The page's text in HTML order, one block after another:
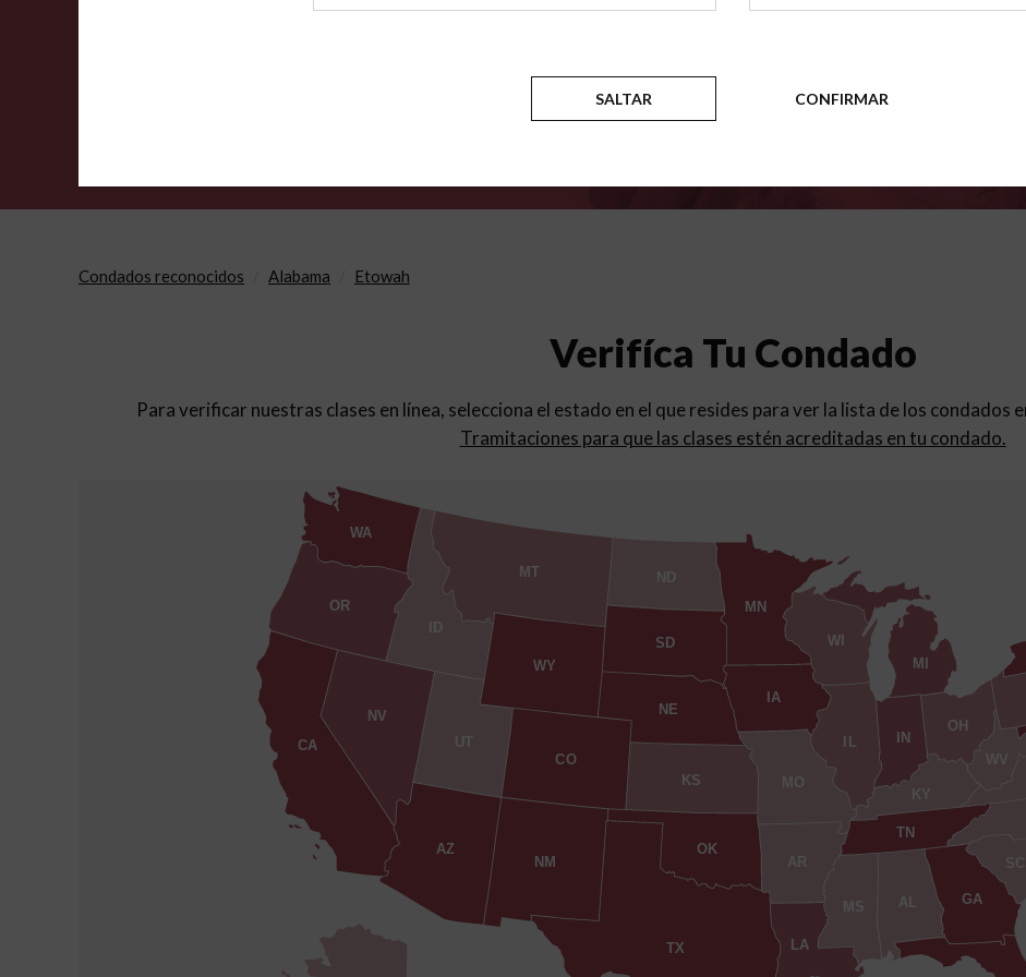
Condados reconocidos Alabama Etowah
Verifíca Tu Condado
Para verificar nuestras clases en línea, selecciona el estado en el que resides para ver la lista de los condados
Tramitaciones para que las clases estén acreditadas en tu condado.
AL
AZ
AR
CA
CO
GA
ID
IN
IA
KS
KY
LA
MI
MN
MS
MO
MT
NE
NV
NM
ND
OH
OK
OR
SC
SD
TN
TX
UT
WA
WV
WI
WY
SALTAR CONFIRMAR